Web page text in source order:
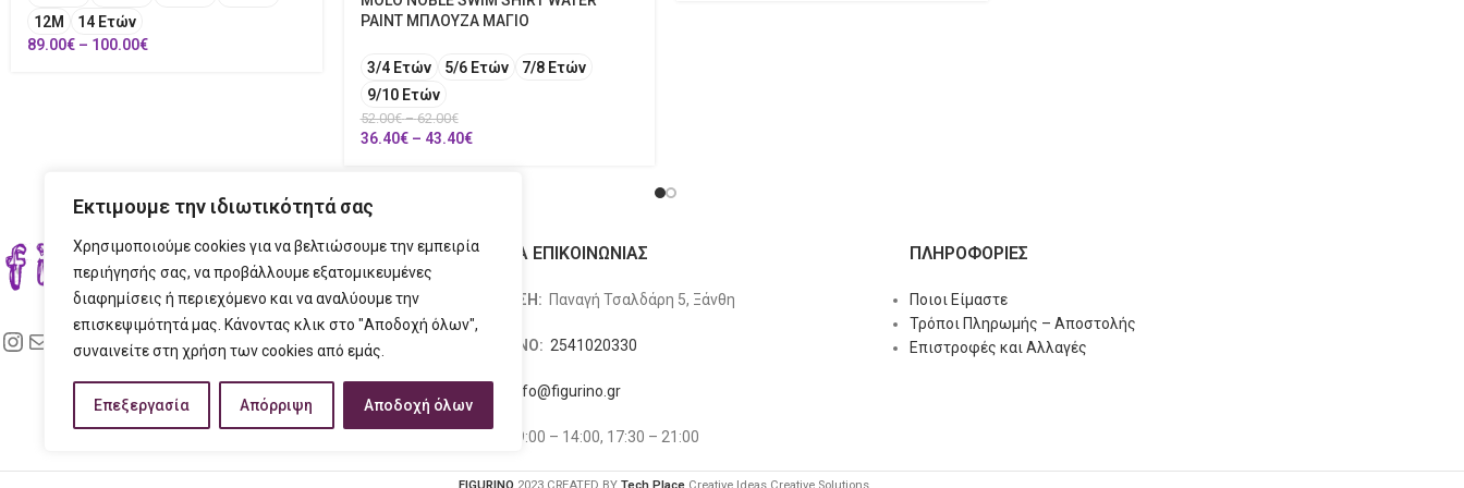
Εκτιμουμε την ιδιωτικότητά σας
Χρησιμοποιούμε cookies για να βελτιώσουμε την εμπειρία
περιήγησής σας, να προβάλλουμε εξατομικευμένες
διαφημίσεις ή περιεχόμενο και να αναλύουμε την
επισκεψιμότητά μας. Κάνοντας κλικ στο "Αποδοχή όλων",
συναινείτε στη χρήση των cookies από εμάς.
Επεξεργασία Απόρριψη Αποδοχή όλων
12Μ
14 Ετών
89.00€ – 100.00€
PAINT ΜΠΛΟΥΖΑ ΜΑΓΙΟ
3/4 Ετών 5/6 Ετών
7/8 Ετών
9/10 Ετών
52.00€ – 62.00€
36.40€ – 43.40€
ΣΤΟΙΧΕΙΑ ΕΠΙΚΟΙΝΩΝΙΑΣ
ΔΙΕΥΘΥΝΣΗ: Παναγή Τσαλδάρη 5, Ξάνθη
ΤΗΛΕΦΩΝΟ: 2541020330
info@figurino.gr
9:00 – 14:00, 17:30 – 21:00
ΠΛΗΡΟΦΟΡΙΕΣ
Ποιοι Είμαστε
Τρόποι Πληρωμής – Αποστολής
Επιστροφές και Αλλαγές